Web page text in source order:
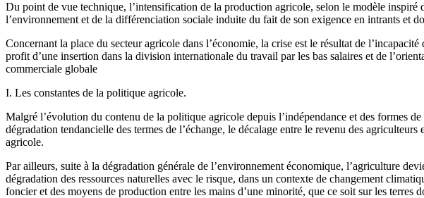
Du point de vue technique, l’intensification de la production agricole, selon le modèle inspiré
l’environnement et de la différenciation sociale induite du fait de son exigence en intrants et
Concernant la place du secteur agricole dans l’économie, la crise est le résultat de
profit d’une insertion dans la division internationale du travail par les bas salaires et de
commerciale globale
I. Les constantes de la politique agricole.
Malgré l’évolution du contenu de la politique agricole depuis l’indépendance et des formes
dégradation tendancielle des termes de l’échange, le décalage entre le revenu des
agricole.
Par ailleurs, suite à la dégradation générale de l’environnement économique, l’agriculture
dégradation des ressources naturelles avec le risque, dans un contexte de changement
foncier et des moyens de production entre les mains d’une minorité, que ce soit sur les terres